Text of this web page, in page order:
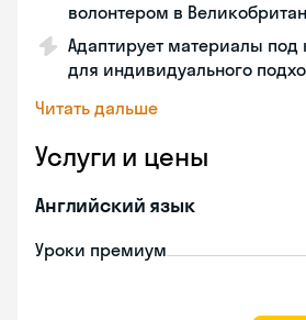
волонтером в
Адаптирует материалы под
для индивидуального
Читать дальше
Услуги и цены
Английский язык
Уроки премиум